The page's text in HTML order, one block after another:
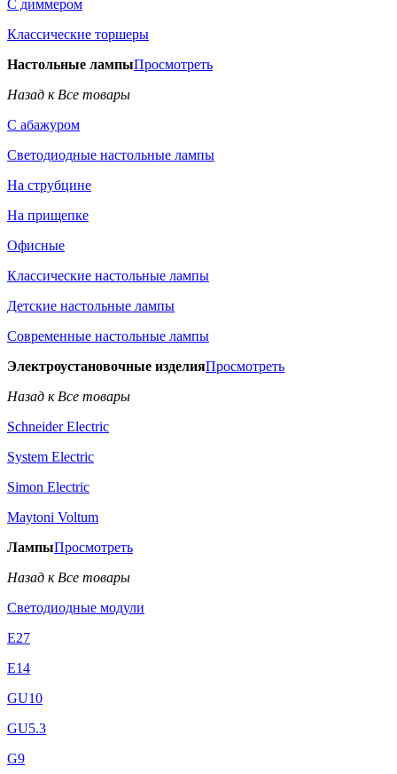
С диммером
Классические торшеры
Настольные лампыПросмотреть
Назад к Все товары
С абажуром
Светодиодные настольные лампы
На струбцине
На прищепке
Офисные
Классические настольные лампы
Детские настольные лампы
Современные настольные лампы
Электроустановочные изделияПросмотреть
Назад к Все товары
Schneider Electric
System Electric
Simon Electric
Maytoni Voltum
ЛампыПросмотреть
Назад к Все товары
Светодиодные модули
E27
E14
GU10
GU5.3
G9